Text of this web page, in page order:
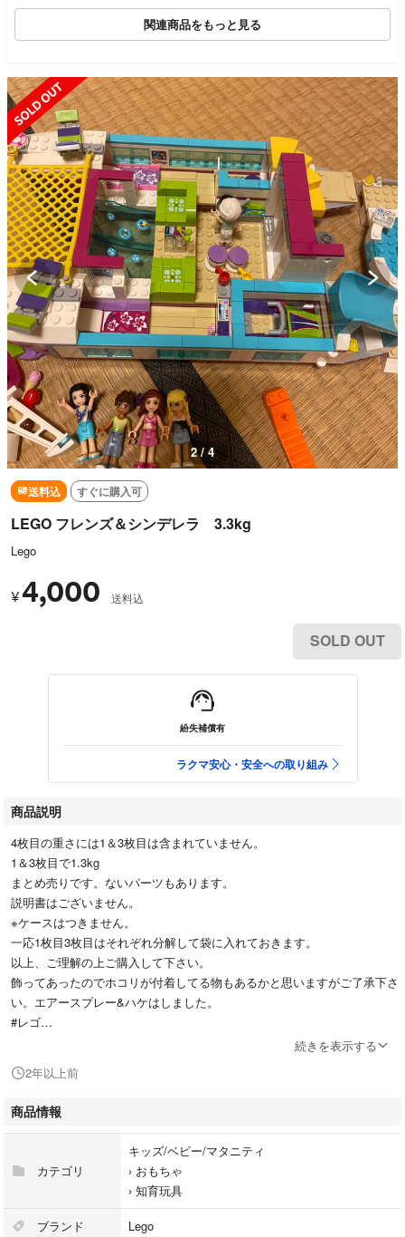
関連商品をもっと見る
SOLD OUT
3 / 4
送料込 すぐに購入可
LEGO フレンズ＆シンデレラ 3.3kg
Lego
¥4,000 送料込
SOLD OUT
紛失補償有
ラクマ安心・安全への取り組み
商品説明
4枚目の重さには1＆3枚目は含まれていません。
1＆3枚目で1.3kg
まとめ売りです。ないパーツもあります。
説明書はございません。
※ケースはつきません。
一応1枚目3枚目はそれぞれ分解して袋に入れておきます。
以上、ご理解の上ご購入して下さい。
飾ってあったのでホコリが付着してる物もあるかと思いますがご了承下さ
い。エアースプレー&ハケはしました。
#レゴ
続きを表示する
2年以上前
商品情報
カテゴリ
キッズ/ベビー/マタニティ
› おもちゃ
› 知育玩具
ブランド Lego